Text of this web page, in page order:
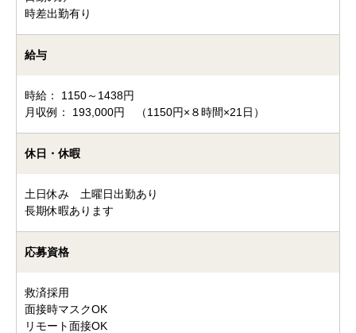
時差出勤有り
給与
時給： 1150～1438円
月収例： 193,000円 （1150円×８時間×21日）
休日・休暇
土日休み 土曜日出勤あり
長期休暇あります
応募資格
救済採用
面接時マスクOK
リモート面接OK